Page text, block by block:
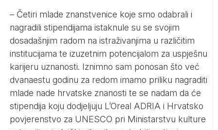
– Četiri mlade znanstvenice koje smo odabrali i
nagradili stipendijama istaknule su se svojim
dosadašnjim radom na istraživanjima u različitim
institucijama te izuzetnim potencijalom za uspješnu
karijeru uznanosti. Iznimno sam ponosan što već
dvanaestu godinu za redom imamo priliku nagraditi
mlade nade hrvatske znanosti te se nadam da će
stipendija koju dodjeljuju L’Oreal ADRIA i Hrvatsko
povjerenstvo za UNESCO pri Ministarstvu kulture